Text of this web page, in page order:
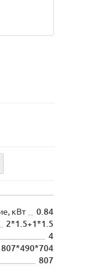
кВт
0.84
2*1.5+1*1.5
4
807*490*704
807